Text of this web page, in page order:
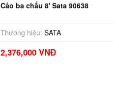
Cảo ba chấu 8' Sata 90638
Thương hiệu: SATA
2,376,000 VNĐ